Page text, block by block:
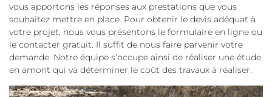
vous apportons les réponses aux prestations que vous
souhaitez mettre en place. Pour obtenir le devis adéquat à
votre projet, nous vous présentons le formulaire en ligne ou
le contacter gratuit. Il suffit de nous faire parvenir votre
demande. Notre équipe s’occupe ainsi de réaliser une étude
en amont qui va déterminer le coût des travaux à réaliser.